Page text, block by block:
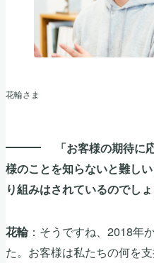
花輪さま
「お客様の期待
様のことを知らないと難し
り組みはされているのでし
花輪：そうですね、2018年
た。お客様は私たちの何を